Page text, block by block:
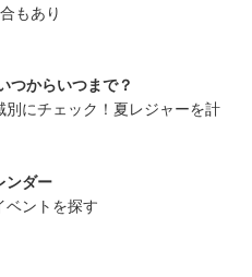
もあり
つからいつまで？
別にチェック！夏レジャーを計
ンダー
ベントを探す